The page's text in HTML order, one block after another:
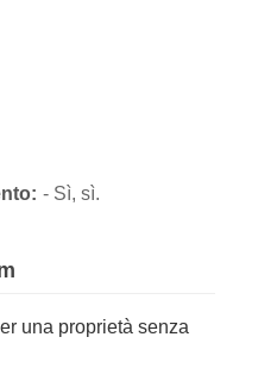
- Sì, sì.
una proprietà senza